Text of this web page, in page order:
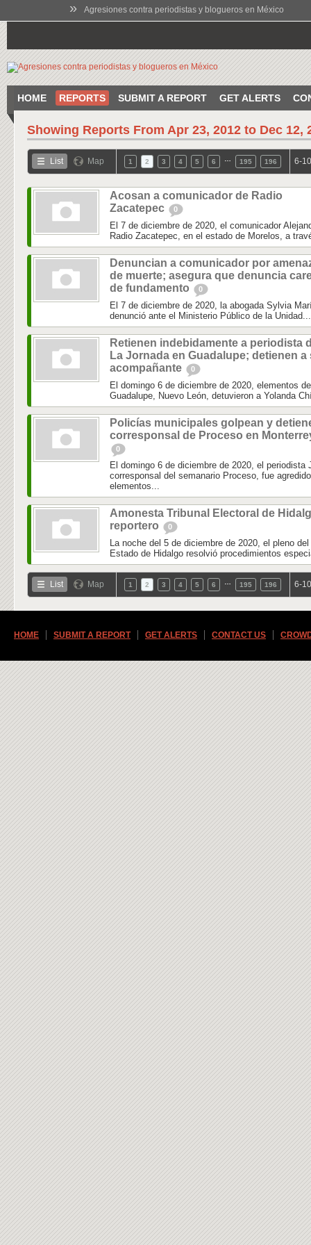
» Agresiones contra periodistas y blogueros en México
HOME REPORTS SUBMIT A REPORT GET ALERTS
Showing Reports From Apr 23, 2012 to Dec 12,
List Map 1 2 3 4 5 6 195 196 6-
Acosan a comunicador de Radio
Zacatepec
0
El 7 de diciembre de 2020, el comunicador
Radio Zacatepec, en el estado de Morelos, a
Denuncian a comunicador por
de muerte; asegura que denuncia
de fundamento
0
El 7 de diciembre de 2020, la abogada Sylvia
denunció ante el Ministerio Público de la Unidad...
Retienen indebidamente a periodista
La Jornada en Guadalupe; detienen a
acompañante
0
El domingo 6 de diciembre de 2020, elementos
Guadalupe, Nuevo León, detuvieron a Yolanda
Policías municipales golpean y
corresponsal de Proceso en
0
El domingo 6 de diciembre de 2020, el periodista
corresponsal del semanario Proceso, fue
elementos...
Amonesta Tribunal Electoral de
reportero
0
La noche del 5 de diciembre de 2020, el pleno
Estado de Hidalgo resolvió procedimientos
List Map 1 2 3 4 5 6 195 196 6-
HOME SUBMIT A REPORT GET ALERTS CONTACT US